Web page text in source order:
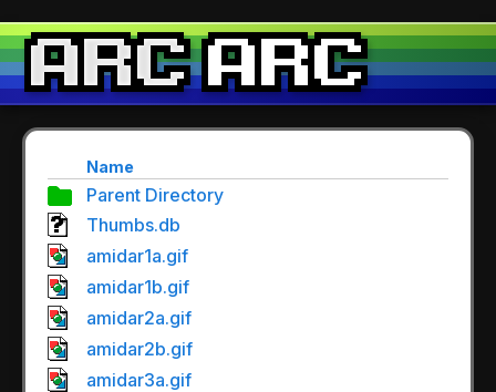
Name
Parent Directory
Thumbs.db
amidar1a.gif
amidar1b.gif
amidar2a.gif
amidar2b.gif
amidar3a.gif